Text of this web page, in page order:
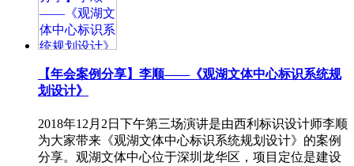
【年会案例分享】李顺——《观湖文体中心标识系统规
划设计》
2018年12月2日下午第三场演讲是由西利标识设计师李顺
为大家带来《观湖文体中心标识系统规划设计》的案例
分享。观湖文体中心位于深圳龙华区，项目定位是建设